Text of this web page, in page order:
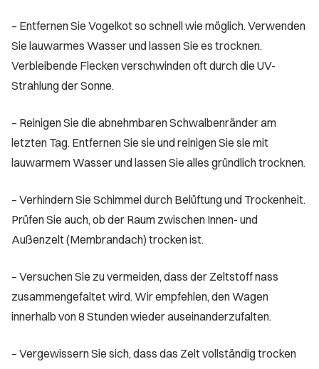
– Entfernen Sie Vogelkot so schnell wie möglich. Verwenden
Sie lauwarmes Wasser und lassen Sie es trocknen.
Verbleibende Flecken verschwinden oft durch die UV-
Strahlung der Sonne.
– Reinigen Sie die abnehmbaren Schwalbenränder am
letzten Tag. Entfernen Sie sie und reinigen Sie sie mit
lauwarmem Wasser und lassen Sie alles gründlich trocknen.
– Verhindern Sie Schimmel durch Belüftung und Trockenheit.
Prüfen Sie auch, ob der Raum zwischen Innen- und
Außenzelt (Membrandach) trocken ist.
– Versuchen Sie zu vermeiden, dass der Zeltstoff nass
zusammengefaltet wird. Wir empfehlen, den Wagen
innerhalb von 8 Stunden wieder auseinanderzufalten.
– Vergewissern Sie sich, dass das Zelt vollständig trocken